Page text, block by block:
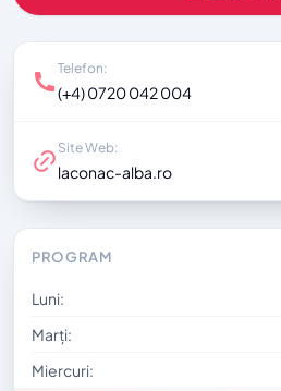
Telefon:
(+4) 0720 042 004
Site Web:
laconac-alba.ro
PROGRAM
Luni:
Marți:
Miercuri: